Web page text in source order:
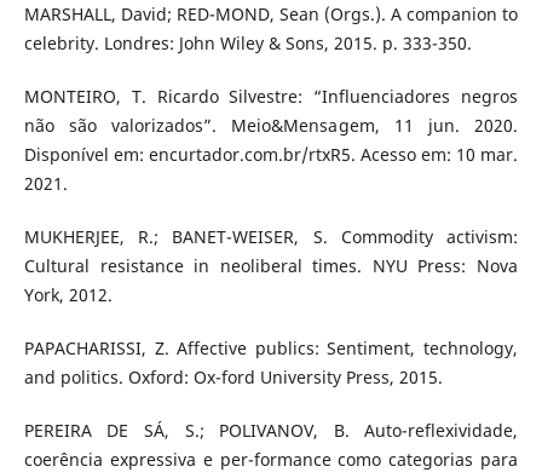
MARSHALL, David; RED-MOND, Sean (Orgs.). A companion to
celebrity. Londres: John Wiley & Sons, 2015. p. 333-350.
MONTEIRO, T. Ricardo Silvestre: “Influenciadores negros
não são valorizados”. Meio&Mensagem, 11 jun. 2020.
Disponível em: encurtador.com.br/rtxR5. Acesso em: 10 mar.
2021.
MUKHERJEE, R.; BANET-WEISER, S. Commodity activism:
Cultural resistance in neoliberal times. NYU Press: Nova
York, 2012.
PAPACHARISSI, Z. Affective publics: Sentiment, technology,
and politics. Oxford: Ox-ford University Press, 2015.
PEREIRA DE SÁ, S.; POLIVANOV, B. Auto-reflexividade,
coerência expressiva e per-formance como categorias para